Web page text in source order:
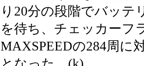
り20分の段階でバッテ
を待ち、チェッカーフ
MAXSPEEDの284周に